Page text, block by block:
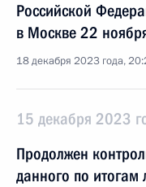
Российской
в Москве 22
18 декабря 2023 года,
15 декабря 2023
Продолжен
данного по